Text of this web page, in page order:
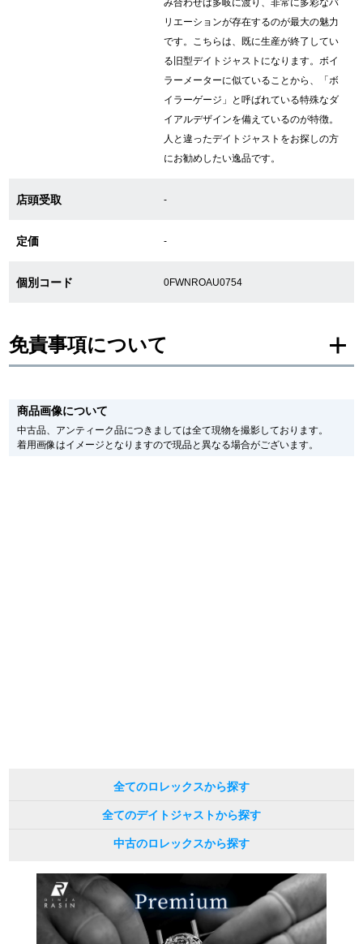
大阪心斎橋店
GINZA RASIN公式ブログ
買取ブログ
English
ภาษาไทย
商品画像について
中古品、アンティーク品につきましては全て現物を撮影しております。
着用画像はイメージとなりますので現品と異なる場合がございます。
全てのロレックスから探す
全てのデイトジャストから探す
中古のロレックスから探す
リエーションが存在するのが最大の魅力
です。こちらは、既に生産が終了してい
る旧型デイトジャストになります。ボイ
ラーメーターに似ていることから、「ボ
イラーゲージ」と呼ばれている特殊なダ
イアルデザインを備えているのが特徴。
人と違ったデイトジャストをお探しの方
にお勧めしたい逸品です。
店頭受取 -
定価 -
個別コード 0FWNROAU0754
免責事項について
メーカー保護シールの有無に個体差がございますのでご了承下さいませ。
また、メーカーにてマイナーチェンジがなされる場合がございますが、在庫品
の仕様で販売させていただきますので予めご了承の程お願いいたします。
尚、中古品、アンティーク品につきましては現品を撮影しております。